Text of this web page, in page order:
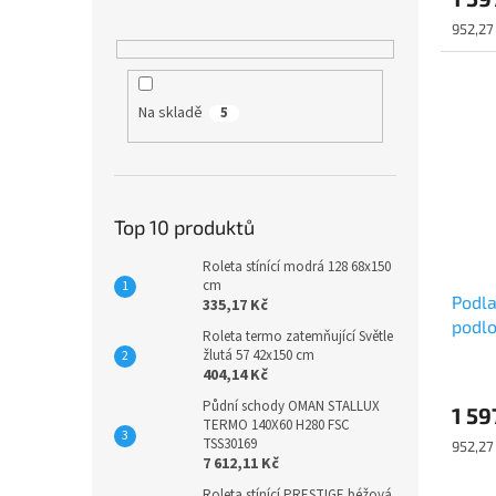
Na skladě 5
Top 10 produktů
Roleta stínící modrá 128 68x150
cm
335,17 Kč
Roleta termo zatemňující Světle
žlutá 57 42x150 cm
404,14 Kč
Půdní schody OMAN STALLUX
TERMO 140X60 H280 FSC
TSS30169
7 612,11 Kč
Měrná
1
Měrná